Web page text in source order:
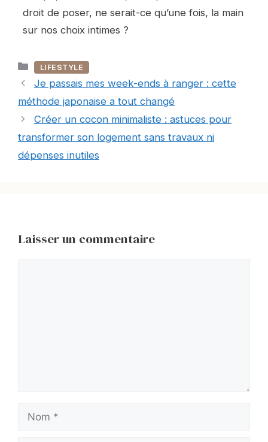
droit de poser, ne serait-ce qu’une fois, la main
sur nos choix intimes ?
Catégories
LIFESTYLE
Je passais mes week-ends à ranger : cette
méthode japonaise a tout changé
Créer un cocon minimaliste : astuces pour
transformer son logement sans travaux ni
dépenses inutiles
Laisser un commentaire
Nom